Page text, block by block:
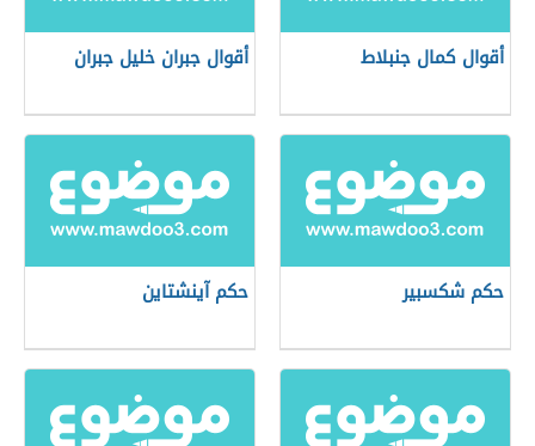
أقوال كمال جنبلاط أقوال جبران خليل جبران
حكم شكسبير حكم آينشتاين